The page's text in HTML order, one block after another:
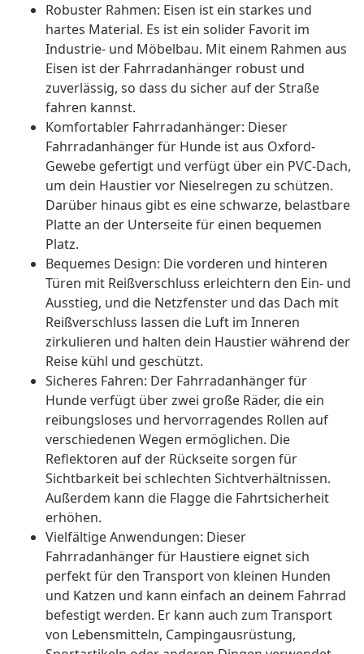
Robuster Rahmen: Eisen ist ein starkes und
hartes Material. Es ist ein solider Favorit im
Industrie- und Möbelbau. Mit einem Rahmen aus
Eisen ist der Fahrradanhänger robust und
zuverlässig, so dass du sicher auf der Straße
fahren kannst.
Komfortabler Fahrradanhänger: Dieser
Fahrradanhänger für Hunde ist aus Oxford-
Gewebe gefertigt und verfügt über ein PVC-Dach,
um dein Haustier vor Nieselregen zu schützen.
Darüber hinaus gibt es eine schwarze, belastbare
Platte an der Unterseite für einen bequemen
Platz.
Bequemes Design: Die vorderen und hinteren
Türen mit Reißverschluss erleichtern den Ein- und
Ausstieg, und die Netzfenster und das Dach mit
Reißverschluss lassen die Luft im Inneren
zirkulieren und halten dein Haustier während der
Reise kühl und geschützt.
Sicheres Fahren: Der Fahrradanhänger für
Hunde verfügt über zwei große Räder, die ein
reibungsloses und hervorragendes Rollen auf
verschiedenen Wegen ermöglichen. Die
Reflektoren auf der Rückseite sorgen für
Sichtbarkeit bei schlechten Sichtverhältnissen.
Außerdem kann die Flagge die Fahrtsicherheit
erhöhen.
Vielfältige Anwendungen: Dieser
Fahrradanhänger für Haustiere eignet sich
perfekt für den Transport von kleinen Hunden
und Katzen und kann einfach an deinem Fahrrad
befestigt werden. Er kann auch zum Transport
von Lebensmitteln, Campingausrüstung,